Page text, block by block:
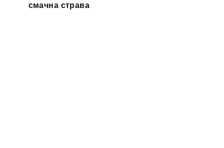
смачна страва